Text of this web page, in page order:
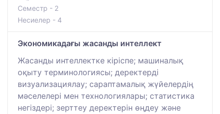
Семестр - 2
Несиелер - 4
Экономикадағы жасанды интеллект
Жасанды интеллектке кіріспе; машиналық
оқыту терминологиясы; деректерді
визуализациялау; сараптамалық жүйелердің
мәселелері мен технологиялары; статистика
негіздері; зерттеу деректерін өңдеу және